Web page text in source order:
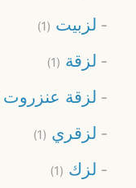
لزبيت (1)
لزقة (1)
لزقة عنزروت
لزقري (1)
لزك (1)